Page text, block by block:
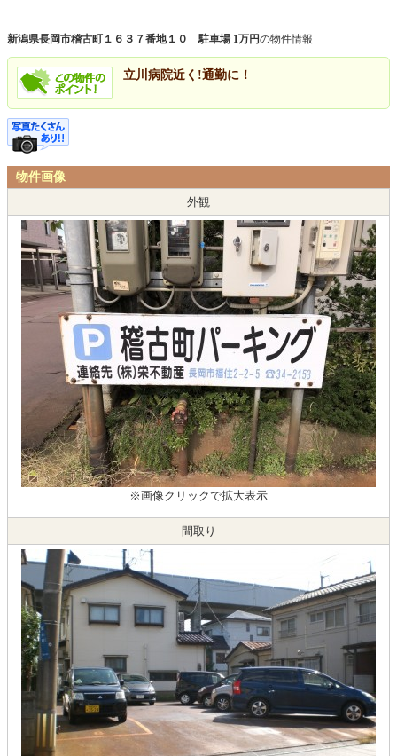
新潟県長岡市稽古町１６３７番地１０ 駐車場 1万円の物件情報
立川病院近く!通勤に！
物件画像
外観
間取り
※画像クリックで拡大表示